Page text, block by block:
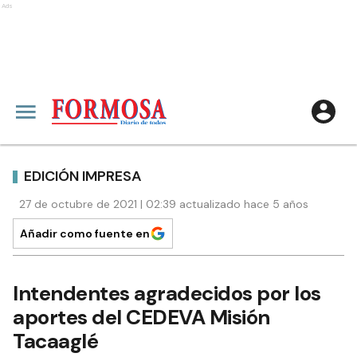
Ads
EDICIÓN IMPRESA
27 de octubre de 2021 | 02:39 actualizado hace 5 años
Añadir como fuente en
Intendentes agradecidos por los
aportes del CEDEVA Misión
Tacaaglé